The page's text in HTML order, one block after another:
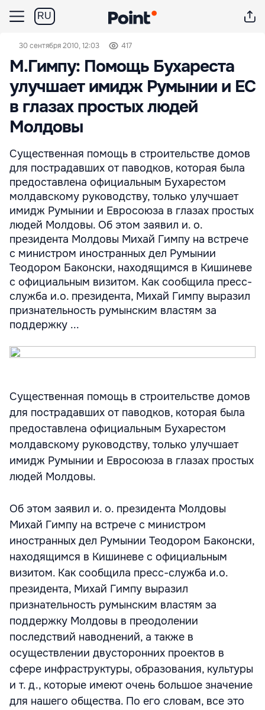
RU
30 сентября 2010, 12:03 417
М.Гимпу: Помощь Бухареста
улучшает имидж Румынии и ЕС
в глазах простых людей
Молдовы
Существенная помощь в строительстве домов
для пострадавших от паводков, которая была
предоставлена официальным Бухарестом
молдавскому руководству, только улучшает
имидж Румынии и Евросоюза в глазах простых
людей Молдовы. Об этом заявил и. о.
президента Молдовы Михай Гимпу на встрече
с министром иностранных дел Румынии
Теодором Баконски, находящимся в Кишиневе
с официальным визитом. Как сообщила пресс-
служба и.о. президента, Михай Гимпу выразил
признательность румынским властям за
поддержку ...
Существенная помощь в строительстве домов
для пострадавших от паводков, которая была
предоставлена официальным Бухарестом
молдавскому руководству, только улучшает
имидж Румынии и Евросоюза в глазах простых
людей Молдовы.
Об этом заявил и. о. президента Молдовы
Михай Гимпу на встрече с министром
иностранных дел Румынии Теодором Баконски,
находящимся в Кишиневе с официальным
визитом. Как сообщила пресс-служба и.о.
президента, Михай Гимпу выразил
признательность румынским властям за
поддержку Молдовы в преодолении
последствий наводнений, а также в
осуществлении двусторонних проектов в
сфере инфраструктуры, образования, культуры
и т. д., которые имеют очень большое значение
для нашего общества. По его словам, все это